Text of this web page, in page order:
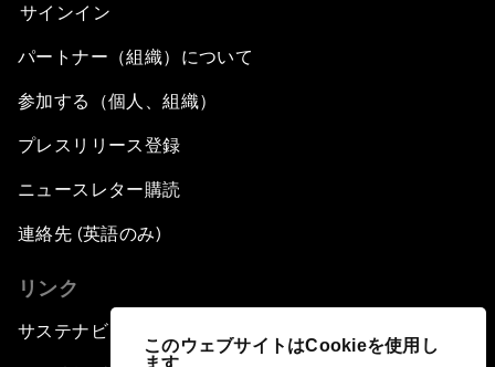
このウェブサイトはCookieを使用し
ます
サインイン
パートナー（組織）について
参加する（個人、組織）
プレスリリース登録
ニュースレター購読
連絡先 (英語のみ)
リンク
サステナビリティへの取り組み